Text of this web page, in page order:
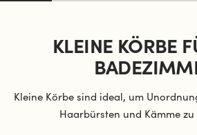
KLEINE KÖRBE
Kleine Körbe sind ideal, um
Haarbürsten und Kämme